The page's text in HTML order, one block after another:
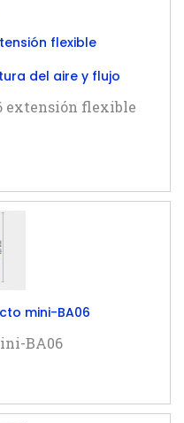
flexible
del aire y flujo
extensión flexible
mini-BA06
BA06